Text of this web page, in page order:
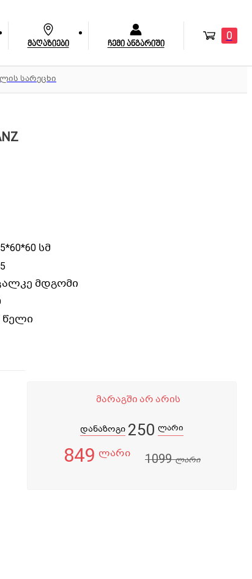
მაღაზიები ჩემი ანგარიში
0
სარეცხი
სმ
მდგომი
წელი
მარაგში არ არის
დანაზოგი 250 ლარი
849 ლარი 1099ლარი